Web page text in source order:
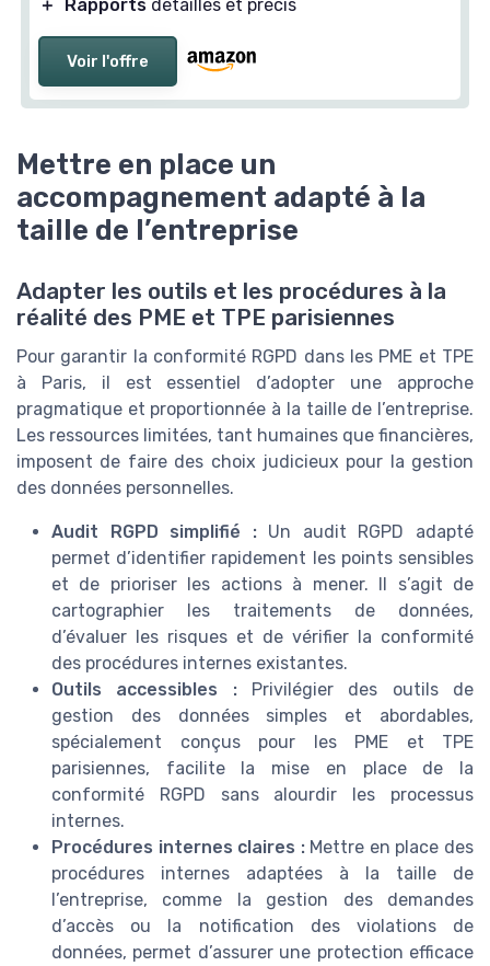
＋ Rapports détaillés et précis
Voir l'offre
Mettre en place un
accompagnement adapté à la
taille de l’entreprise
Adapter les outils et les procédures à la
réalité des PME et TPE parisiennes
Pour garantir la conformité RGPD dans les PME et TPE
à Paris, il est essentiel d’adopter une approche
pragmatique et proportionnée à la taille de l’entreprise.
Les ressources limitées, tant humaines que financières,
imposent de faire des choix judicieux pour la gestion
des données personnelles.
Audit RGPD simplifié :Un audit RGPD adapté
permet d’identifier rapidement les points sensibles
et de prioriser les actions à mener. Il s’agit de
cartographier les traitements de données,
d’évaluer les risques et de vérifier la conformité
des procédures internes existantes.
Outils accessibles :Privilégier des outils de
gestion des données simples et abordables,
spécialement conçus pour les PME et TPE
parisiennes, facilite la mise en place de la
conformité RGPD sans alourdir les processus
internes.
Procédures internes claires :Mettre en place des
procédures internes adaptées à la taille de
l’entreprise, comme la gestion des demandes
d’accès ou la notification des violations de
données, permet d’assurer une protection efficace